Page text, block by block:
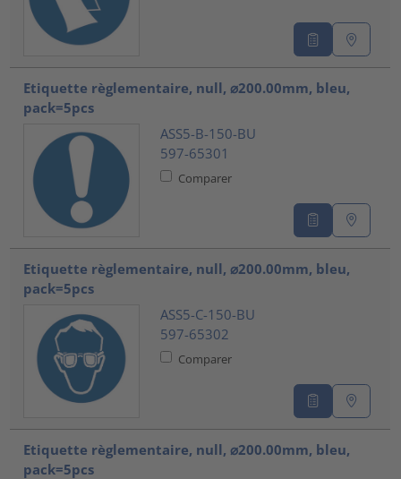
Etiquette règlementaire, null, ⌀200.00mm, bleu,
pack=5pcs
ASS5-B-150-BU
597-65301
Comparer
Etiquette règlementaire, null, ⌀200.00mm, bleu,
pack=5pcs
ASS5-C-150-BU
597-65302
Comparer
Etiquette règlementaire, null, ⌀200.00mm, bleu,
pack=5pcs